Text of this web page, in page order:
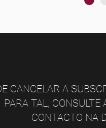
CANCELAR A
PARA TAL,
CONTACTO NA